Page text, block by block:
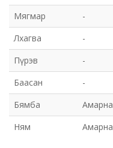
Мягмар
-
Лхагва
-
Пүрэв
-
Баасан
-
Бямба
Амарна
Ням
Амарна